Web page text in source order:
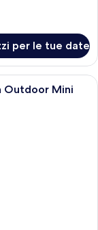
per le tue date
con un letto,
Outdoor Mini